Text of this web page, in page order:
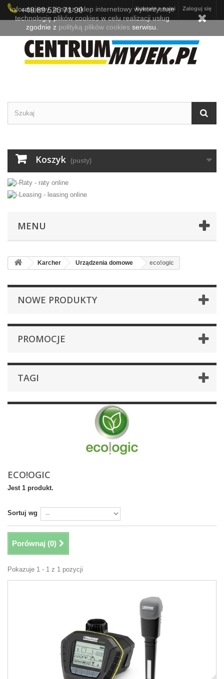
Zaloguj się
Kontakt z nami
+48 89 526 71 90
Koszyk (pusty)
MENU
Karcher Urządzenia domowe eco!ogic
NOWE PRODUKTY
PROMOCJE
TAGI
ECO!OGIC
Jest 1 produkt.
Sortuj wg
Porównaj (0)
Pokazuje 1 - 1 z 1 pozycji
Informujemy, iż nasz sklep internetowy wykorzystuje
technologię plików cookies w celu realizacji usług
zgodnie z polityką plików cookies serwisu.